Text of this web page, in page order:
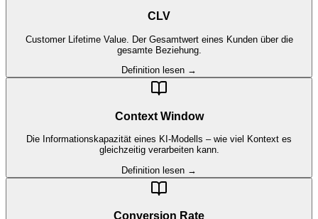
CLV
Customer Lifetime Value. Der Gesamtwert eines Kunden über die
gesamte Beziehung.
Definition lesen →
Context Window
Die Informationskapazität eines KI-Modells – wie viel Kontext es
gleichzeitig verarbeiten kann.
Definition lesen →
Conversion Rate